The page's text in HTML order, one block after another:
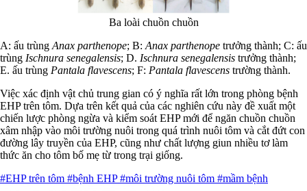
Ba loài chuồn chuồn
A: ấu trùng Anax parthenope; B: Anax parthenope trưởng thành; C: ấu
trùng Ischnura senegalensis; D. Ischnura senegalensis trưởng thành;
E. ấu trùng Pantala flavescens; F: Pantala flavescens trường thành.
Việc xác định vật chủ trung gian có ý nghĩa rất lớn trong phòng bệnh
EHP trên tôm. Dựa trên kết quả của các nghiên cứu này đề xuất một
chiến lược phòng ngừa và kiểm soát EHP mới để ngăn chuồn chuồn
xâm nhập vào môi trường nuôi trong quá trình nuôi tôm và cắt đứt con
đường lây truyền của EHP, cũng như chất lượng giun nhiều tơ làm
thức ăn cho tôm bố mẹ từ trong trại giống.
#EHP trên tôm #bệnh EHP#môi trường nuôi tôm #mầm bệnh